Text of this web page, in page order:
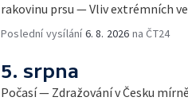
rakovinu prsu — Vliv extrémních
Poslední vysílání6. 8. 2026 na ČT24
5. srpna
Počasí — Zdražování v Česku